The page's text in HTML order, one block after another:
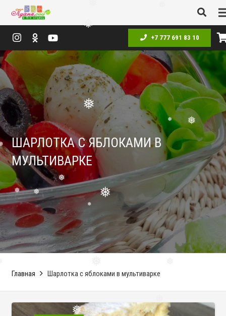
❅
❅
❅
❅
❅
❅
❅
❅
❅
+7 777 691 83 10
ШАРЛОТКА С ЯБЛОКАМИ В
МУЛЬТИВАРКЕ
Главная Шарлотка с яблоками в мультиварке